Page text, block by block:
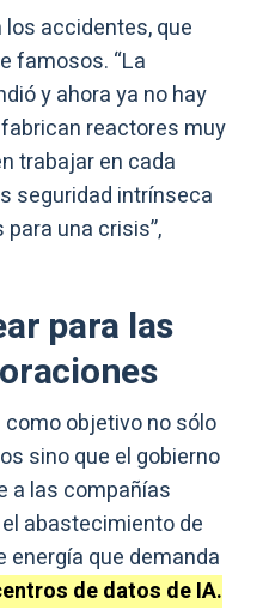
accidentes, que
famosos. “La
y ahora ya no hay
reactores muy
trabajar en cada
seguridad intrínseca
una crisis”,
para las
objetivo no sólo
sino que el gobierno
a las compañías
abastecimiento de
energía que demanda
de datos de IA.